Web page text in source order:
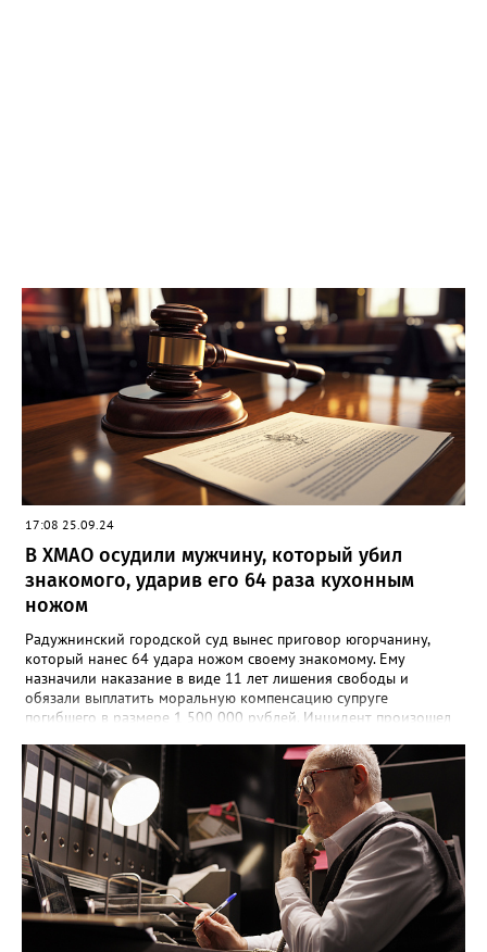
17:08 25.09.24
В ХМАО осудили мужчину, который убил
знакомого, ударив его 64 раза кухонным
ножом
Радужнинский городской суд вынес приговор югорчанину,
который нанес 64 удара ножом своему знакомому. Ему
назначили наказание в виде 11 лет лишения свободы и
обязали выплатить моральную компенсацию супруге
погибшего в размере 1 500 000 рублей. Инцидент произошел
своим знакомым в тамбуре жилого дома. Произошла потасовка
и югорчанин совершил убийство кухонным ножом. Он нанес
потерпевшему 64 удара по различным частям тела, которые
стали причиной смерти. Во время судебного заседания
югорчанин признал свою вину, но от дачи показаний
отказался.